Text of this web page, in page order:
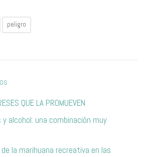
peligro
QUE LA PROMUEVEN
alcohol: una combinación muy
la marihuana recreativa en las